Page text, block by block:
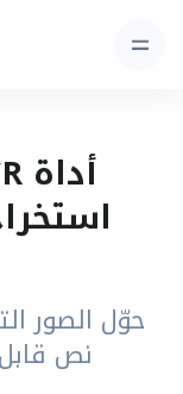
حوّل الصور
نص